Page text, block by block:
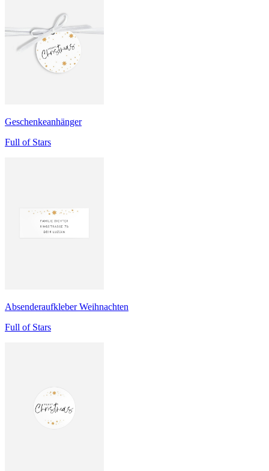
Geschenkeanhänger
Full of Stars
Absenderaufkleber Weihnachten
Full of Stars